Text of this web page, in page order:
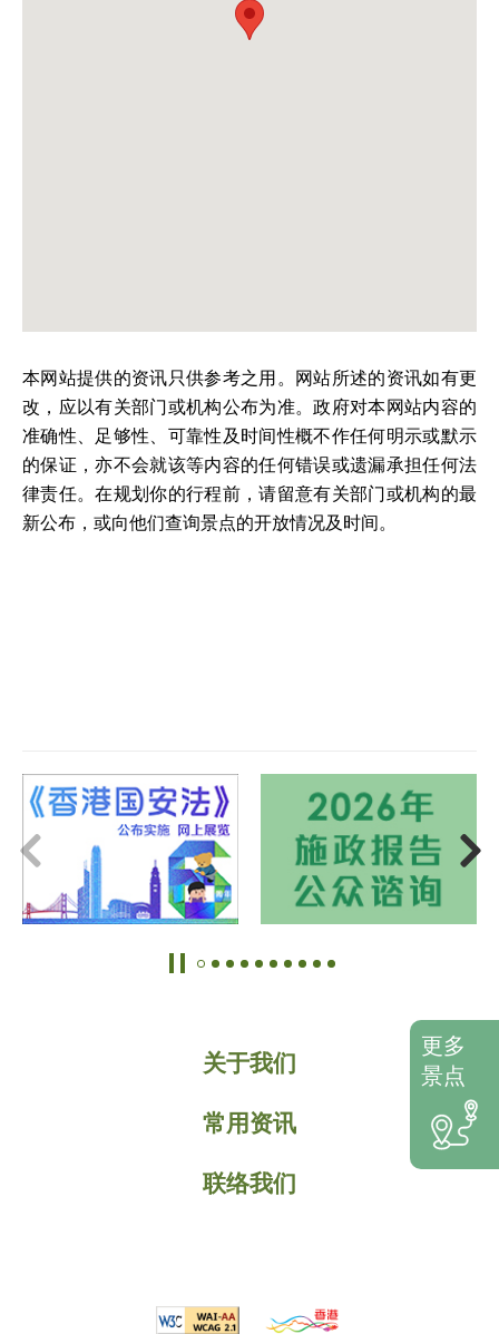
本网站提供的资讯只供参考之用。网站所述的资讯如有更
改，应以有关部门或机构公布为准。政府对本网站内容的
准确性、足够性、可靠性及时间性概不作任何明示或默示
的保证，亦不会就该等内容的任何错误或遗漏承担任何法
律责任。在规划你的行程前，请留意有关部门或机构的最
新公布，或向他们查询景点的开放情况及时间。
关于我们
常用资讯
联络我们
更多
景点